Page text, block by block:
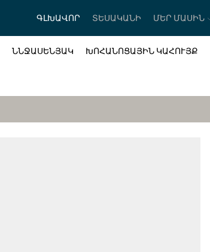
ԳԼԽԱՎՈՐ ՏԵՍԱԿԱՆԻ ՄԵՐ ՄԱՍԻՆ
ՆՆՋԱՍԵՆՅԱԿ ԽՈՀԱՆՈՑԱՅԻՆ ԿԱՀՈՒՅՔ